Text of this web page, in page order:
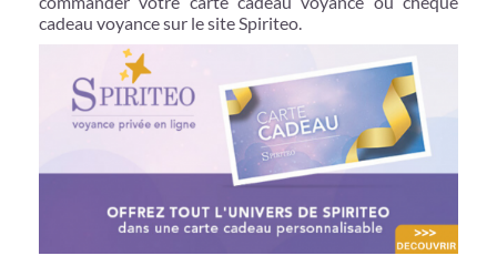
cadeau voyance sur le site Spiriteo.